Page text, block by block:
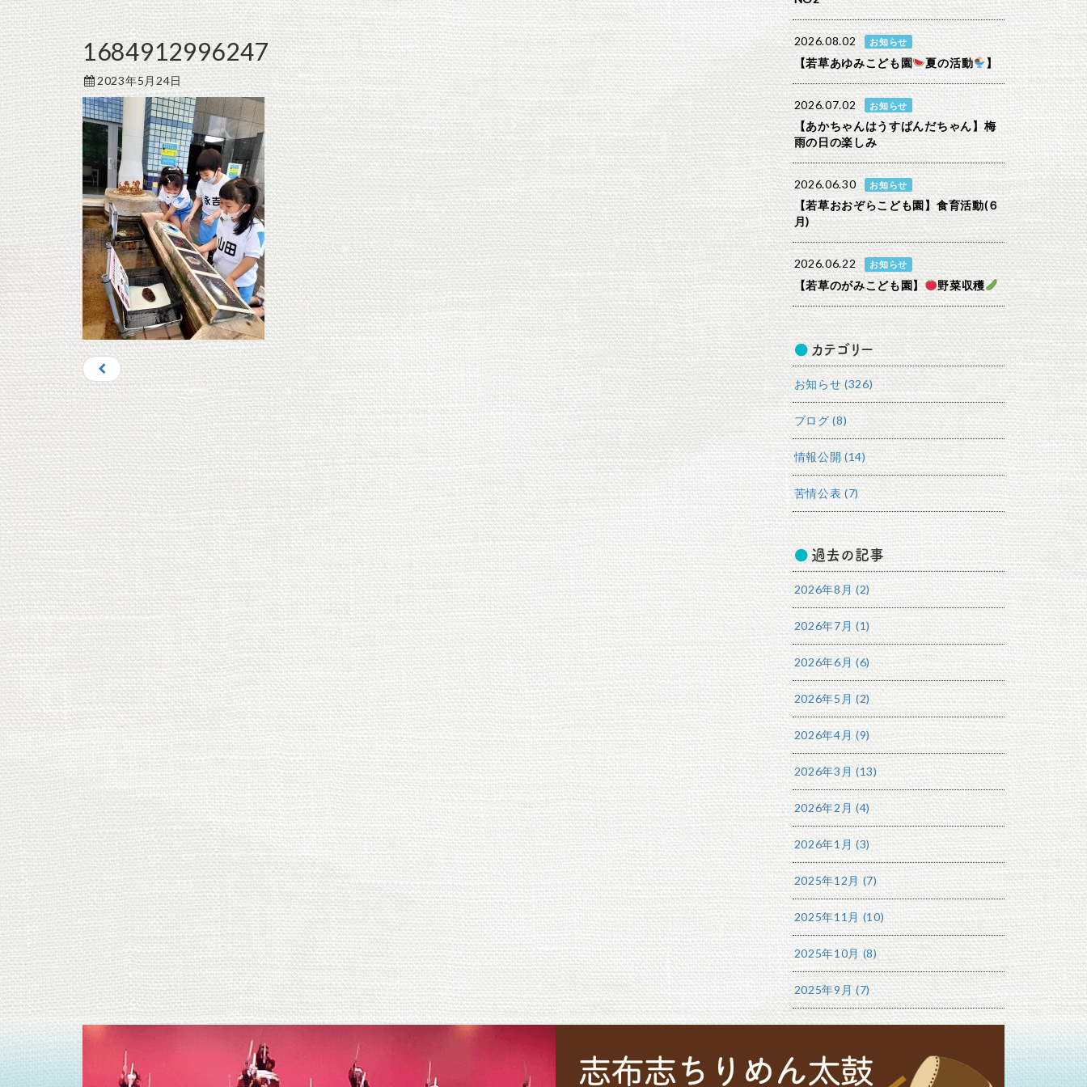
1684912996247
2023年5月24日
2026.08.02 お知らせ
【若草あゆみこども園 夏の活動 】
2026.07.02 お知らせ
【あかちゃんはうすぱんだちゃん】梅
雨の日の楽しみ
2026.06.30 お知らせ
【若草おおぞらこども園】食育活動(６
月)
2026.06.22 お知らせ
【若草のがみこども園】 野菜収穫
カテゴリー
お知らせ (326)
ブログ (8)
情報公開 (14)
苦情公表 (7)
過去の記事
2026年8月 (2)
2026年7月 (1)
2026年6月 (6)
2026年5月 (2)
2026年4月 (9)
2026年3月 (13)
2026年2月 (4)
2026年1月 (3)
2025年12月 (7)
2025年11月 (10)
2025年10月 (8)
2025年9月 (7)